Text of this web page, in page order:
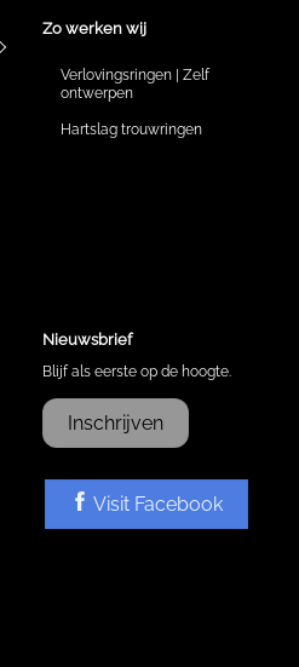
Zo werken wij
Verlovingsringen | Zelf
ontwerpen
Hartslag trouwringen
Nieuwsbrief
Blijf als eerste op de hoogte.
Inschrijven
Visit Facebook